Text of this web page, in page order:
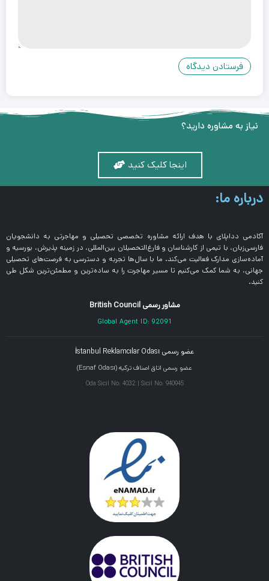
نیاز به مشاوره دارید؟
اینجا کلیک کنید
درباره ما:
آکادمی دداپلای با هدف ارائه مشاوره تخصصی تحصیلی و مهاجرتی به دانشجویان
فارسی‌زبان، با تیمی از کارشناسان و فارغ‌التحصیلان بین‌المللی، در زمینه پذیرش، بورسیه و
آماده‌سازی مدارک فعالیت می‌کند. ما با سال‌ها تجربه و دسترسی به فرصت‌های تحصیلی
جهانی، به شما کمک می‌کنیم تا مسیر مهاجرت را به ساده‌ترین و مطمئن‌ترین شکل طی
کنید.
مشاور رسمی British Council
Global Agent ID: 92091
عضو رسمی İstanbul Reklamcılar Odası
عضو رسمی اتاق اصناف ترکیه (Esnaf Odası)
Oda Sicil No: 4032 | Sicil No: 940945